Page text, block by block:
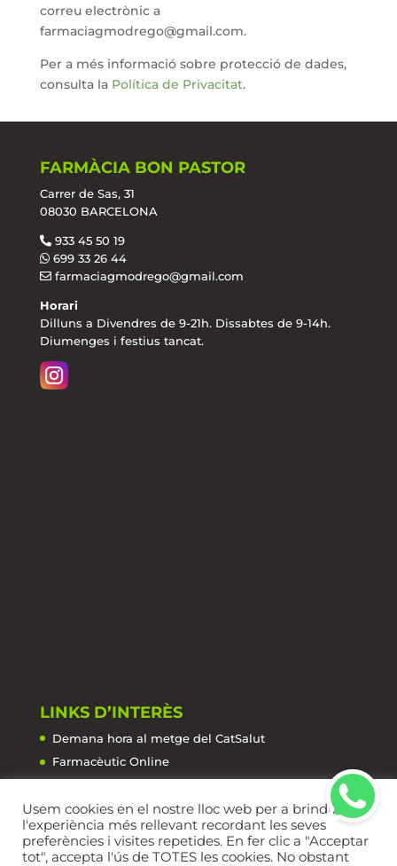
correu electrònic a
farmaciagmodrego@gmail.com.
Per a més informació sobre protecció de dades,
consulta la Política de Privacitat.
FARMÀCIA BON PASTOR
Carrer de Sas, 31
08030 BARCELONA
933 45 50 19
699 33 26 44
farmaciagmodrego@gmail.com
Horari
Dilluns a Divendres de 9-21h. Dissabtes de 9-14h.
Diumenges i festius tancat.
LINKS D’INTERÈS
Demana hora al metge del CatSalut
Farmacèutic Online
Farmàcies de Guàrdia
Usem cookies en el nostre lloc web per a brindar-li
l'experiència més rellevant recordant les seves
preferències i visites repetides. En fer clic a "Acceptar
tot", accepta l'ús de TOTES les cookies. No obstant